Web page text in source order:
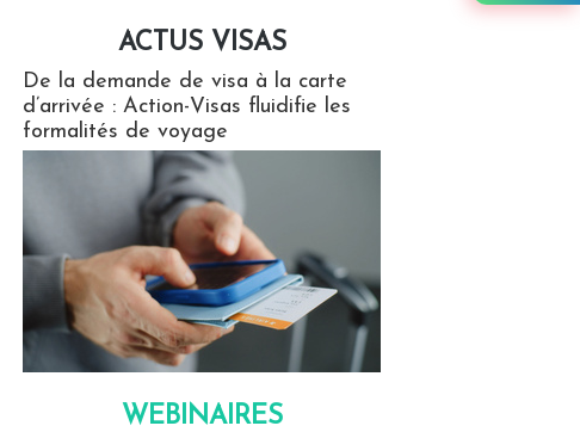
ACTUS VISAS
De la demande de visa à la carte
d’arrivée : Action-Visas fluidifie les
formalités de voyage
WEBINAIRES